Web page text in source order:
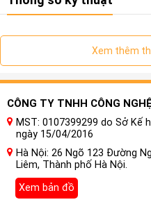
Nâng cấp âm thanh xe hơi
phần mượt mà. Âm thanh
Xem thêm
CÔNG TY TNHH CÔNG
MST: 0107399299 do Sở Kế
ngày 15/04/2016
Hà Nội: 26 Ngõ 123 Đường
Liêm, Thành phố Hà Nội.
Xem bản đồ